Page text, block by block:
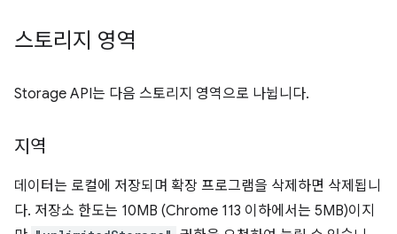
스토리지 영역
Storage API는 다음 스토리지 영역으로 나뉩니다.
지역
데이터는 로컬에 저장되며 확장 프로그램을 삭제하면 삭제됩니
다. 저장소 한도는 10MB (Chrome 113 이하에서는 5MB)이지